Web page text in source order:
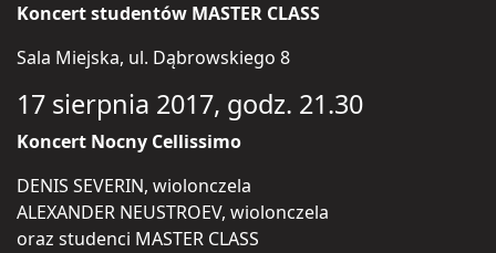
Koncert studentów MASTER CLASS
Sala Miejska, ul. Dąbrowskiego 8
17 sierpnia 2017, godz. 21.30
Koncert Nocny Cellissimo
DENIS SEVERIN, wiolonczela
ALEXANDER NEUSTROEV, wiolonczela
oraz studenci MASTER CLASS